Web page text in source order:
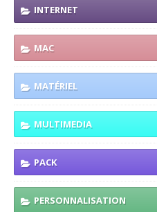
INTERNET
MAC
MATÉRIEL
MULTIMEDIA
PACK
PERSONNALISATION